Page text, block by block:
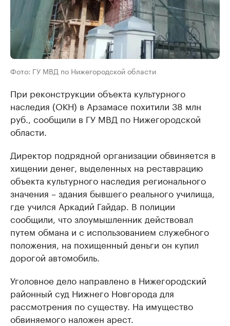
Фото: ГУ МВД по Нижегородской области
При реконструкции объекта культурного
наследия (ОКН) в Арзамасе похитили 38 млн
руб., сообщили в ГУ МВД по Нижегородской
области.
Директор подрядной организации обвиняется в
хищении денег, выделенных на реставрацию
объекта культурного наследия регионального
значения – здания бывшего реального училища,
где учился Аркадий Гайдар. В полиции
сообщили, что злоумышленник действовал
путем обмана и с использованием служебного
положения, на похищенный деньги он купил
дорогой автомобиль.
Уголовное дело направлено в Нижегородский
районный суд Нижнего Новгорода для
рассмотрения по существу. На имущество
обвиняемого наложен арест.